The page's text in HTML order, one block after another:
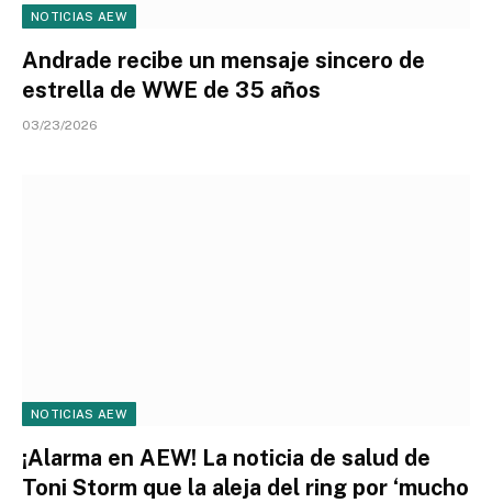
NOTICIAS AEW
Andrade recibe un mensaje sincero de
estrella de WWE de 35 años
03/23/2026
NOTICIAS AEW
¡Alarma en AEW! La noticia de salud de
Toni Storm que la aleja del ring por ‘mucho